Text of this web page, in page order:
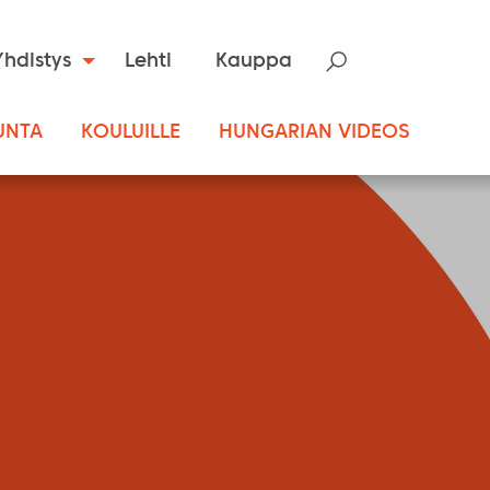
Lehti Kauppa
KOULUILLE HUNGARIAN VIDEOS